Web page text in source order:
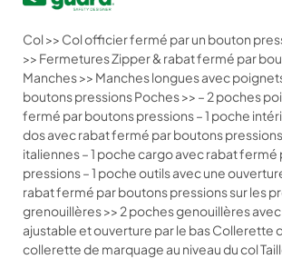
Col >> Col officier fermé par un bouton
>> Fermetures Zipper & rabat fermé par
Manches >> Manches longues avec
boutons pressions Poches >> – 2 poches
fermé par boutons pressions – 1 poche
dos avec rabat fermé par boutons
italiennes – 1 poche cargo avec rabat
pressions – 1 poche outils avec une
rabat fermé par boutons pressions sur les
grenouillères >> 2 poches genouillères
ajustable et ouverture par le bas Collerette
collerette de marquage au niveau du col